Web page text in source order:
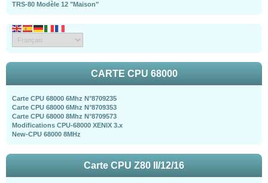
TRS-80 Modèle 12 "Maison"
CARTE CPU 68000
Carte CPU 68000 6Mhz N°8709235
Carte CPU 68000 6Mhz N°8709353
Carte CPU 68000 8Mhz N°8709573
Modifications CPU-68000 XENIX 3.x
New-CPU 68000 8MHz
Carte CPU Z80 II/12/16